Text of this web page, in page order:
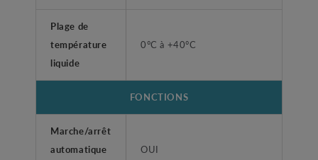
Plage de
température
liquide
0°C à +40°C
FONCTIONS
Marche/arrêt
automatique
OUI